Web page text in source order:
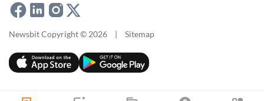
Newsbit Copyright © 2026 | Sitemap